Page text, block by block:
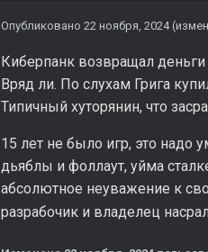
Опубликовано 22 ноября, 2024
Киберпанк возвращал
Вряд ли. По слухам Грига
Типичный хуторянин, что
15 лет не было игр, это надо
дьяблы и фоллаут, уйма
абсолютное неуважение к
разрабочик и владелец